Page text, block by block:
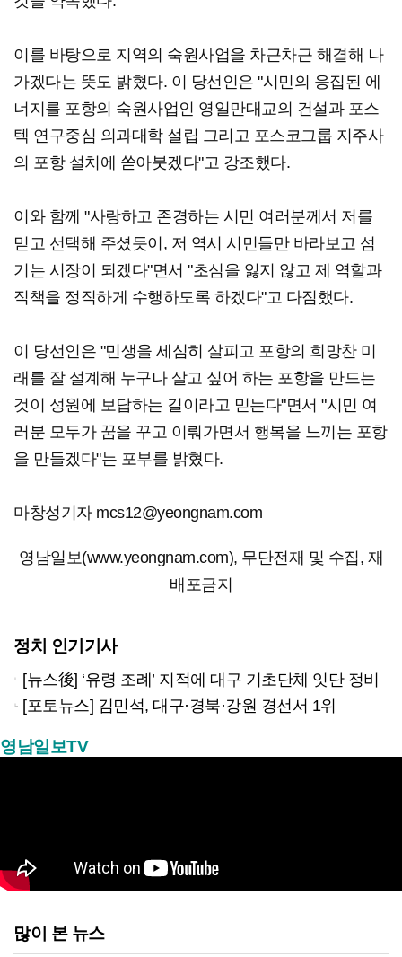
이를 바탕으로 지역의 숙원사업을 차근차근 해결해 나
가겠다는 뜻도 밝혔다. 이 당선인은 "시민의 응집된 에
너지를 포항의 숙원사업인 영일만대교의 건설과 포스
텍 연구중심 의과대학 설립 그리고 포스코그룹 지주사
의 포항 설치에 쏟아붓겠다"고 강조했다.
이와 함께 "사랑하고 존경하는 시민 여러분께서 저를
믿고 선택해 주셨듯이, 저 역시 시민들만 바라보고 섬
기는 시장이 되겠다"면서 "초심을 잃지 않고 제 역할과
직책을 정직하게 수행하도록 하겠다"고 다짐했다.
이 당선인은 "민생을 세심히 살피고 포항의 희망찬 미
래를 잘 설계해 누구나 살고 싶어 하는 포항을 만드는
것이 성원에 보답하는 길이라고 믿는다"면서 "시민 여
러분 모두가 꿈을 꾸고 이뤄가면서 행복을 느끼는 포항
을 만들겠다"는 포부를 밝혔다.
마창성기자 mcs12@yeongnam.com
영남일보(www.yeongnam.com), 무단전재 및 수집, 재
배포금지
정치 인기기사
[뉴스後] ‘유령 조례’ 지적에 대구 기초단체 잇단 정비
[포토뉴스] 김민석, 대구·경북·강원 경선서 1위
영남일보TV
많이 본 뉴스